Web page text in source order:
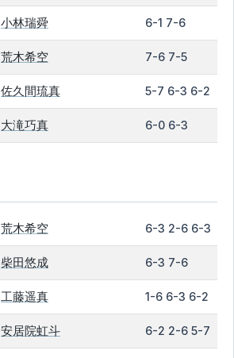
小林瑞舜 6-1 7-6
荒木希空 7-6 7-5
佐久間琉真 5-7 6-3 6-2
大滝巧真 6-0 6-3
荒木希空 6-3 2-6 6-3
柴田悠成 6-3 7-6
工藤遥真 1-6 6-3 6-2
安居院虹斗 6-2 2-6 5-7